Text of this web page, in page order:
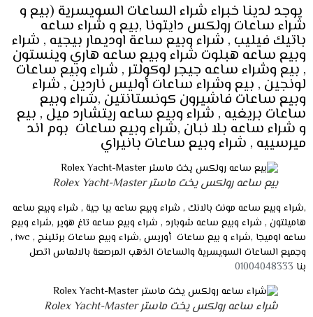
يوجد لدينا خبراء شراء الساعات السويسرية (بيع و
شراء ساعات رولكس دايتونا ,بيع و شراء ساعه
باتيك فيليب , شراء وبيع ساعة اوديمار بيجيه , شراء
وبيع ساعه هبلوت شراء وبيع ساعه هاري وينستون
, بيع وشراء ساعه جيجر لوكولتر , شراء وبيع ساعات
لونجين , بيع وشراء ساعات أوليس ناردين , شراء
وبيع ساعات فاشيرون كونستانتين ,شراء وبيع
ساعات بريغيه , شراء وبيع ساعه ريتشارد ميل , بيع
و شراء ساعه بلا نبان ,شراء وبيع ساعات بوم اند
ميرسييه , شراء وبيع ساعات بانيراي
بيع ساعه رولكس يخت ماستر Rolex Yacht-Master
,شراء وبيع ساعه مونت بالانك , شراء وبيع ساعه بيا جية , شراء وبيع ساعه
هاميلتون , شراء وبيع ساعه شوبارد , شراء وبيع ساعه تاغ هوير ,شراء وبيع
ساعه اوميجا ,شراء و بيع ساعات أوريس ,شراء وبيع ساعات برتلينج , iwc ,
وجميع الساعات السويسرية والساعات الذهب المرصعة بالالماس اتصل
بنا 01004048333
شراء ساعه رولكس يخت ماستر Rolex Yacht-Master